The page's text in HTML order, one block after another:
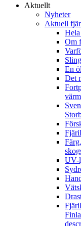
Aktuellt
Nyheter
Aktuell
Om
En
Det
UV-